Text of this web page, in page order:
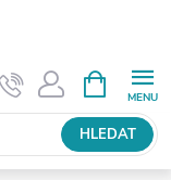
HLEDAT
NÁKUPNÍ
KOŠÍK